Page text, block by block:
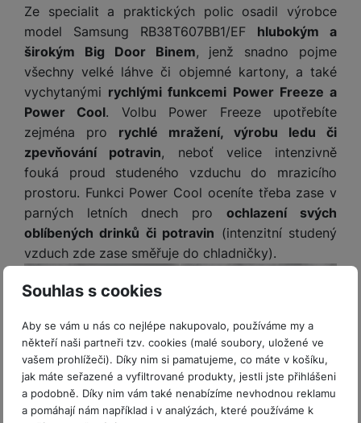
Souhlas s cookies
Aby se vám u nás co nejlépe nakupovalo, používáme my a
někteří naši partneři tzv. cookies (malé soubory, uložené ve
vašem prohlížeči). Díky nim si pamatujeme, co máte v košíku,
jak máte seřazené a vyfiltrované produkty, jestli jste přihlášeni
a podobně. Díky nim vám také nenabízíme nevhodnou reklamu
a pomáhají nám například i v analýzách, které používáme k
Ze specialit a praktických polic osadil výrobce
model Samsung RB38T607BB1/EF hlubokým a
širokým Big Door Binem, jenž snadno pojme
všechny velké láhve či objemné kartony, a také
vychytanými rychlými funkcemi Power Freeze a
Power Cool. Volbu Power Freeze upotřebíte
zejména pro rychlé mražení, výrobu ledu či
zpevňování potravin, neboť velice intenzivně
fouká proud studeného vzduchu do mrazicího
prostoru. Funkci Power Cool oceníte třeba zase v
parných letních dnech pro ochlazení svých
oblíbených drinků či potravin (intenzitní studený
vzduch zde zase směřuje do chladničky).